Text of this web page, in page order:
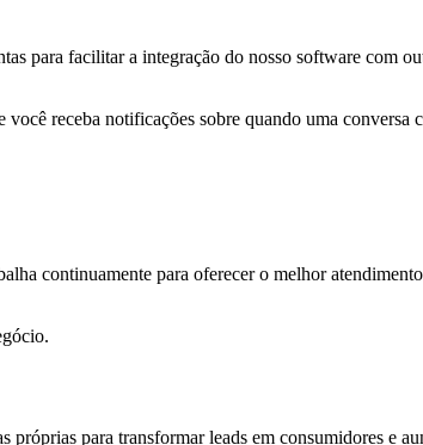
para facilitar a integração do nosso software com
receba notificações sobre quando uma conversa
continuamente para oferecer o melhor
para transformar leads em consumidores e